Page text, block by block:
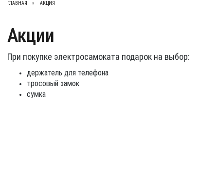
ГЛАВНАЯ АКЦИЯ
Акции
При покупке электросамоката подарок на выбор:
держатель для телефона
тросовый замок
сумка